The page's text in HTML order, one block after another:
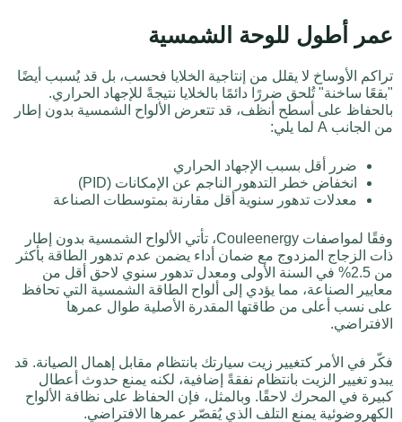
عمر أطول للوحة الشمسية
تراكم الأوساخ لا يقلل من إنتاجية الخلايا فحسب، بل قد يُسبب أيضًا
"بقعًا ساخنة" تُلحق ضررًا دائمًا بالخلايا نتيجةً للإجهاد الحراري.
بالحفاظ على أسطح أنظف، قد تتعرض الألواح الشمسية بدون إطار
من الجانب A لما يلي:
ضرر أقل بسبب الإجهاد الحراري
انخفاض خطر التدهور الناجم عن الإمكانات (PID)
معدلات تدهور سنوية أقل مقارنة بمتوسطات الصناعة
وفقًا لمواصفات Couleenergy، تأتي الألواح الشمسية بدون إطار
ذات الزجاج المزدوج مع ضمان أداء يضمن عدم تدهور الطاقة بأكثر
من 2.5% في السنة الأولى ومعدل تدهور سنوي لاحق أقل من
معايير الصناعة، مما يؤدي إلى ألواح الطاقة الشمسية التي تحافظ
على نسب أعلى من طاقتها المقدرة الأصلية طوال عمرها
الافتراضي.
فكّر في الأمر كتغيير زيت سيارتك بانتظام مقابل إهمال الصيانة. قد
يبدو تغيير الزيت بانتظام نفقةً إضافية، لكنه يمنع حدوث أعطال
كبيرة في المحرك لاحقًا. وبالمثل، فإن الحفاظ على نظافة الألواح
الكهروضوئية يمنع التلف الذي يُقصّر عمرها الافتراضي.